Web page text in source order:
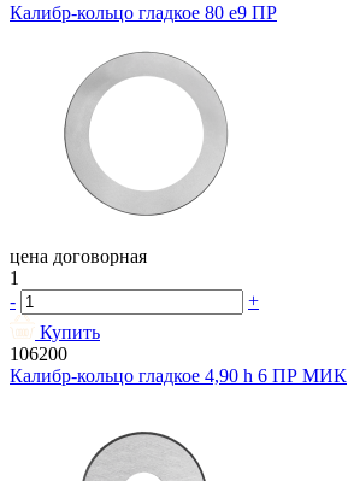
Калибр-кольцо гладкое 80 e9 ПР
цена договорная
1
-
+
Купить
106200
Калибр-кольцо гладкое 4,90 h 6 ПР МИК